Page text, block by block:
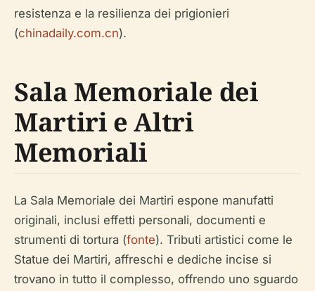
resistenza e la resilienza dei prigionieri
(chinadaily.com.cn).
Sala Memoriale dei
Martiri e Altri
Memoriali
La Sala Memoriale dei Martiri espone manufatti
originali, inclusi effetti personali, documenti e
strumenti di tortura (fonte). Tributi artistici come le
Statue dei Martiri, affreschi e dediche incise si
trovano in tutto il complesso, offrendo uno sguardo